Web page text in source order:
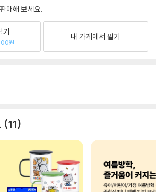
매해 보세요.
기
원
내 가게에서 팔기
11